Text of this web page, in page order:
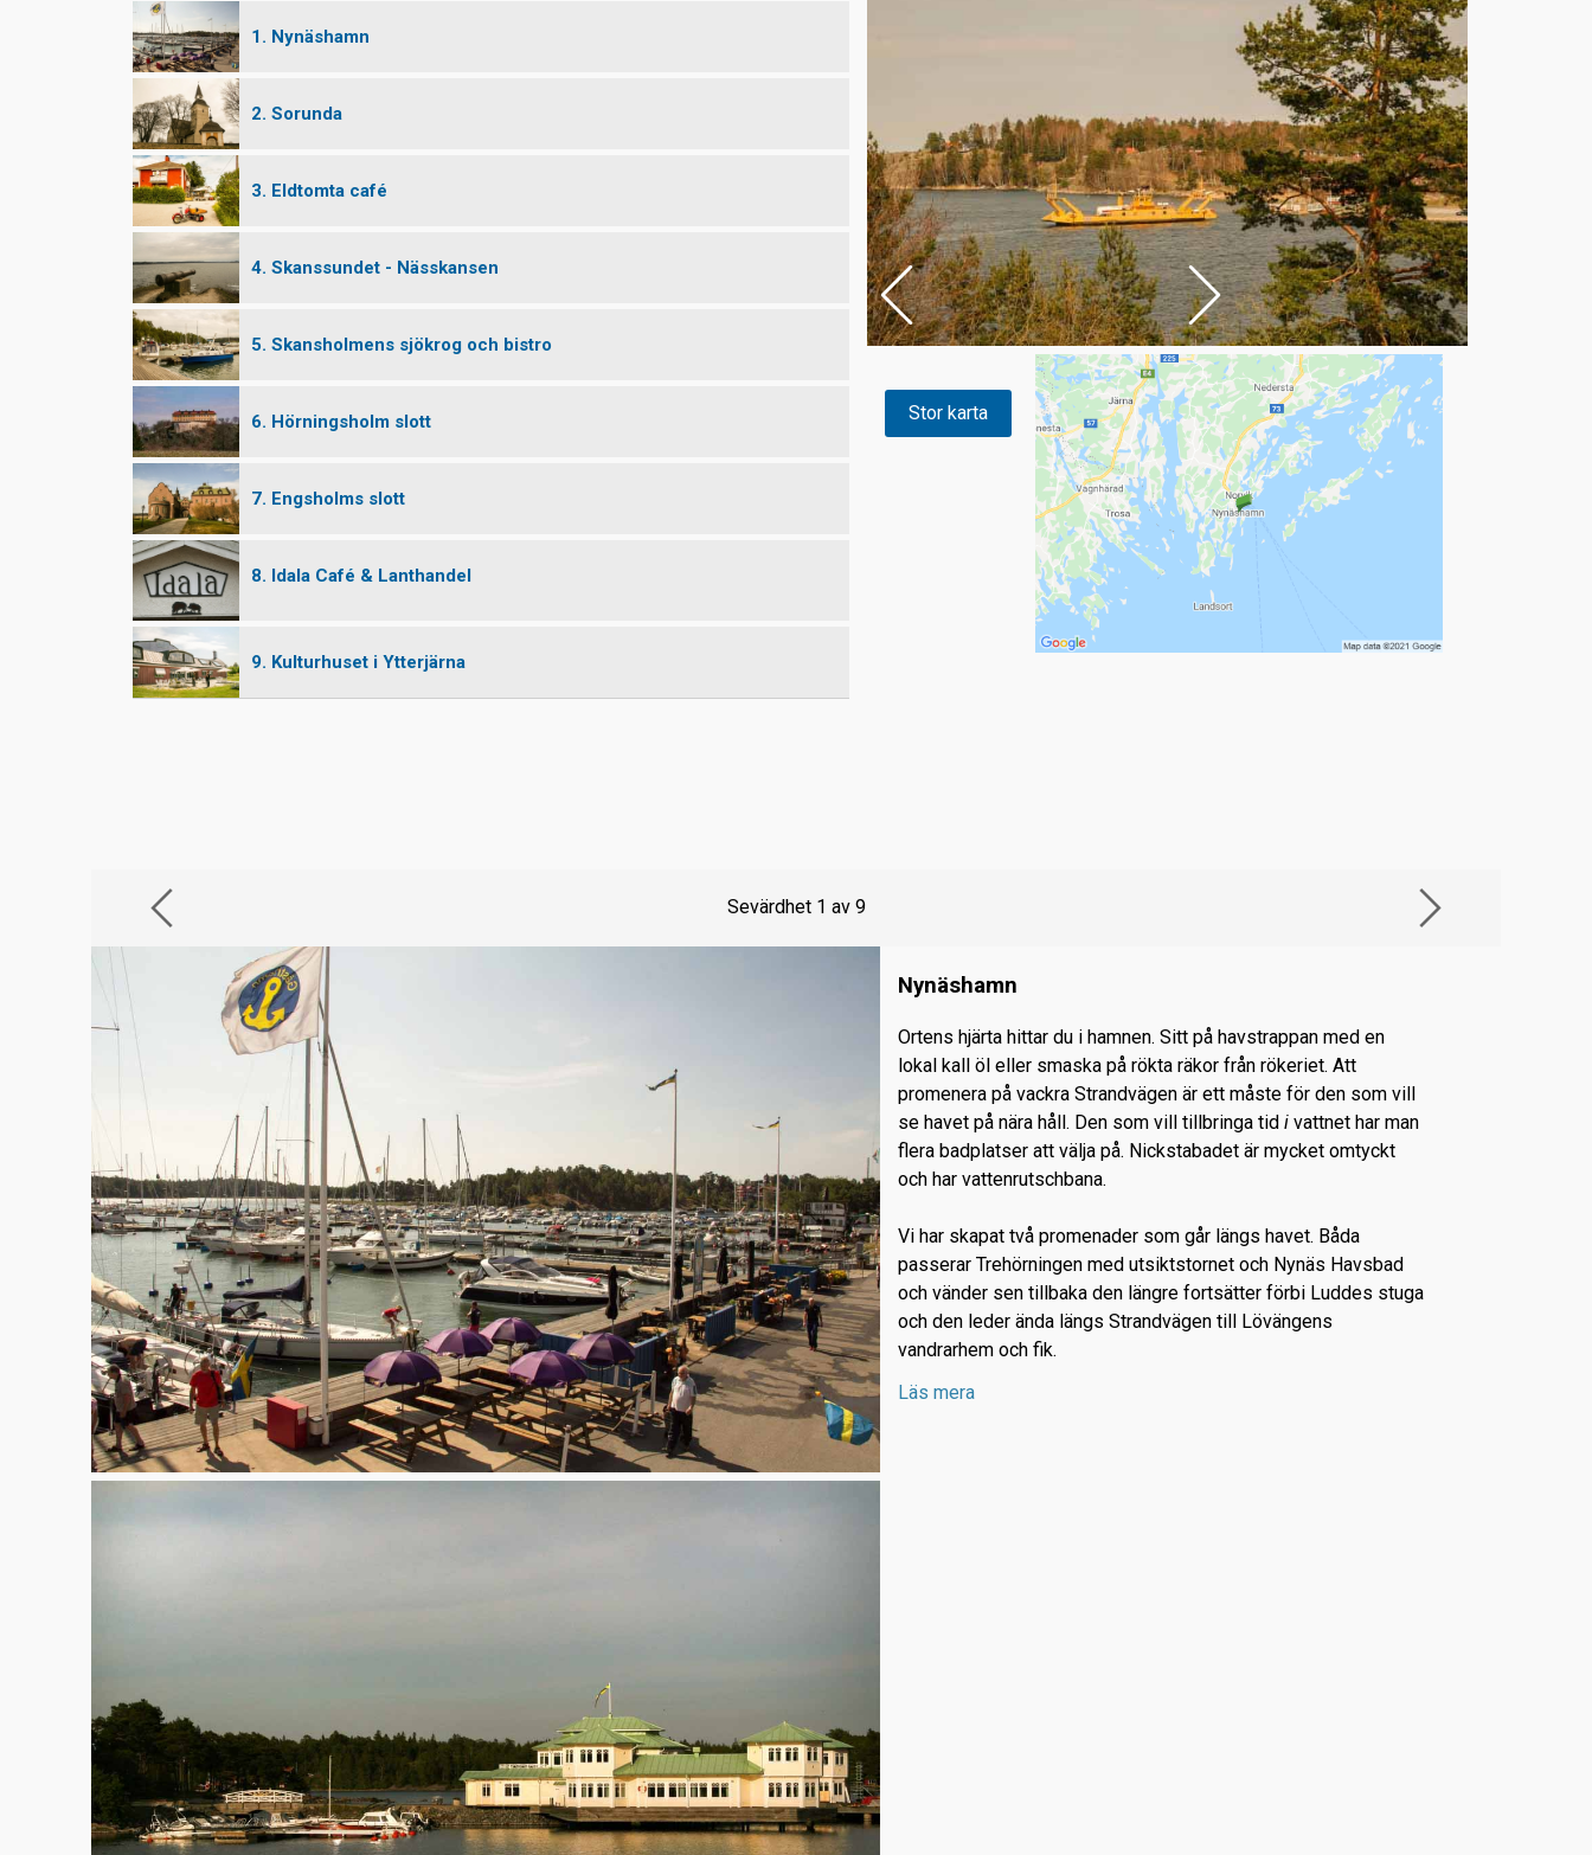
1. Nynäshamn
2. Sorunda
3. Eldtomta café
4. Skanssundet - Nässkansen
5. Skansholmens sjökrog och bistro
6. Hörningsholm slott
7. Engsholms slott
8. Idala Café & Lanthandel
9. Kulturhuset i Ytterjärna
Stor karta
Sevärdhet 1 av 9
Nynäshamn
Ortens hjärta hittar du i hamnen. Sitt på havstrappan med en
lokal kall öl eller smaska på rökta räkor från rökeriet. Att
promenera på vackra Strandvägen är ett måste för den som vill
se havet på nära håll. Den som vill tillbringa tidivattnet har man
flera badplatser att välja på. Nickstabadet är mycket omtyckt
och har vattenrutschbana.
Vi har skapat två promenader som går längs havet. Båda
passerar Trehörningen med utsiktstornet och Nynäs Havsbad
och vänder sen tillbaka den längre fortsätter förbi Luddes stuga
och den leder ända längs Strandvägen till Lövängens
vandrarhem och fik.
Läs mera